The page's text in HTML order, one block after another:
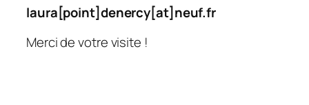
laura[point]denercy[at]neuf.fr
Merci de votre visite !